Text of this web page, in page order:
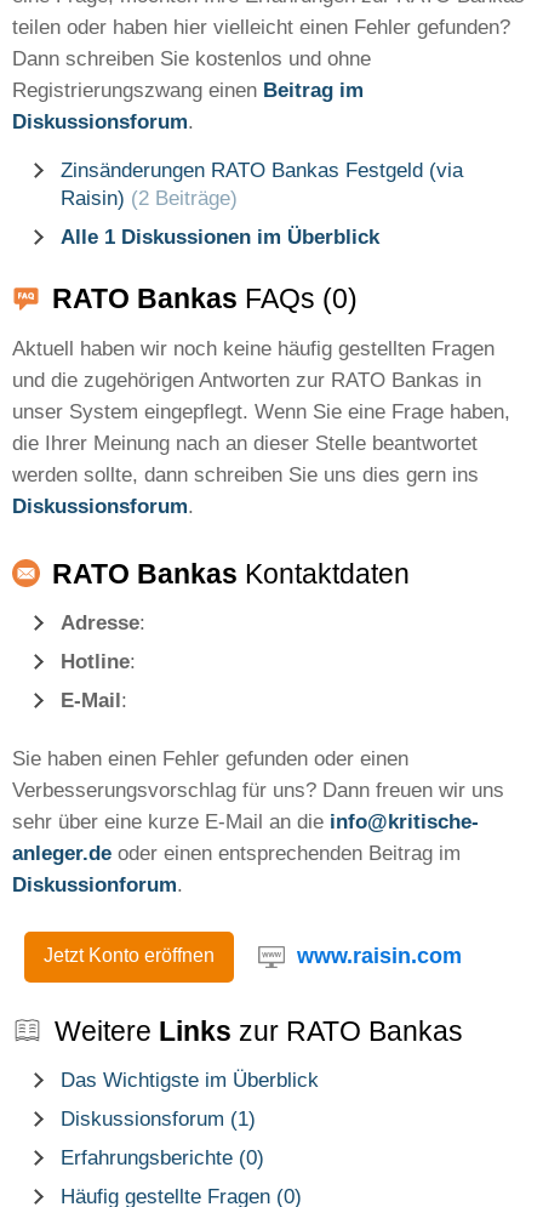
teilen oder haben hier vielleicht einen Fehler gefunden?
Dann schreiben Sie kostenlos und ohne
Registrierungszwang einen Beitrag im
Diskussionsforum.
Zinsänderungen RATO Bankas Festgeld (via
Raisin) (2 Beiträge)
Alle 1 Diskussionen im Überblick
RATO Bankas FAQs (0)
Aktuell haben wir noch keine häufig gestellten Fragen
und die zugehörigen Antworten zur RATO Bankas in
unser System eingepflegt. Wenn Sie eine Frage haben,
die Ihrer Meinung nach an dieser Stelle beantwortet
werden sollte, dann schreiben Sie uns dies gern ins
Diskussionsforum.
RATO Bankas Kontaktdaten
Adresse:
Hotline:
E-Mail:
Sie haben einen Fehler gefunden oder einen
Verbesserungsvorschlag für uns? Dann freuen wir uns
sehr über eine kurze E-Mail an die info@kritische-
anleger.de oder einen entsprechenden Beitrag im
Diskussionforum.
Jetzt Konto eröffnen www.raisin.com
Weitere Links zur RATO Bankas
Das Wichtigste im Überblick
Diskussionsforum (1)
Erfahrungsberichte (0)
Häufig gestellte Fragen (0)